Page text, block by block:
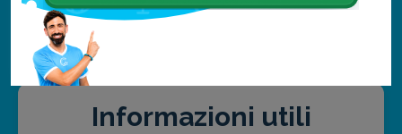
la propria fama che negli anni è
cresciuta esponenzialmente.
Informazioni utili